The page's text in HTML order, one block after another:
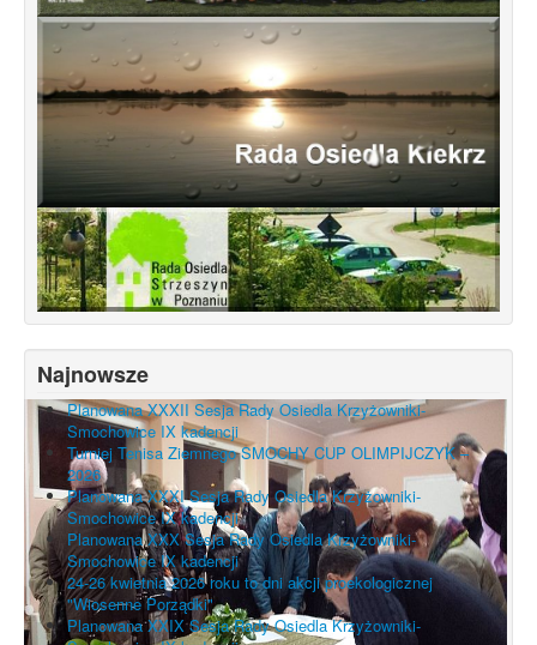
Kociewska, Żukowska
Najnowsze
Planowana XXXII Sesja Rady Osiedla Krzyżowniki-
Smochowice IX kadencji
Turniej Tenisa Ziemnego SMOCHY CUP OLIMPIJCZYK –
2026
Planowana XXXI Sesja Rady Osiedla Krzyżowniki-
Smochowice IX kadencji
Planowana XXX Sesja Rady Osiedla Krzyżowniki-
Smochowice IX kadencji
24-26 kwietnia 2026 roku to dni akcji proekologicznej
"Wiosenne Porządki"
Planowana XXIX Sesja Rady Osiedla Krzyżowniki-